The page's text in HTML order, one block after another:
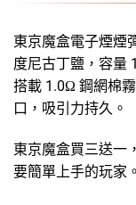
東京魔盒電子煙煙
度尼古丁鹽，容量
搭載 1.0Ω 鋼網棉
口，吸引力持久。
東京魔盒買三送一
要簡單上手的玩家。